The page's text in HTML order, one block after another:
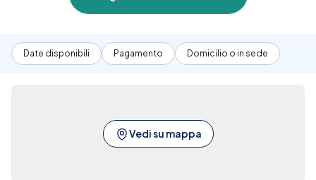
Date disponibili Pagamento Domicilio o in sede
Vedi su mappa